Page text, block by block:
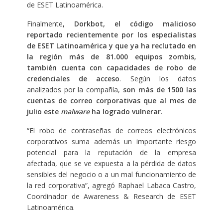
de ESET Latinoamérica.
Finalmente, Dorkbot, el código malicioso
reportado recientemente por los especialistas
de ESET Latinoamérica y que ya ha reclutado en
la región más de 81.000 equipos zombis,
también cuenta con capacidades de robo de
credenciales de acceso. Según los datos
analizados por la compañía, son más de 1500 las
cuentas de correo corporativas que al mes de
julio este malwareha logrado vulnerar.
“El robo de contraseñas de correos electrónicos
corporativos suma además un importante riesgo
potencial para la reputación de la empresa
afectada, que se ve expuesta a la pérdida de datos
sensibles del negocio o a un mal funcionamiento de
la red corporativa”, agregó Raphael Labaca Castro,
Coordinador de Awareness & Research de ESET
Latinoamérica.